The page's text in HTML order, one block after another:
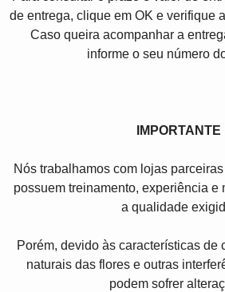
de entrega, clique em OK e verifique
Caso queira acompanhar a
informe o seu número
IMPORTANTE
Nós trabalhamos com lojas
possuem treinamento, experiência e
a qualidade
Porém, devido às características de
naturais das flores e outras
podem sofrer